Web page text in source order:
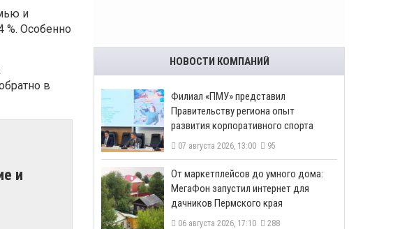
и
%. Особенно
в
и
НОВОСТИ КОМПАНИЙ
​Филиал «ПМУ» представил
Правительству региона опыт
развития корпоративного спорта
07 августа 2026, 13:00 95
От маркетплейсов до умного дома:
МегаФон запустил интернет для
дачников Пермского края
06 августа 2026, 17:10 288